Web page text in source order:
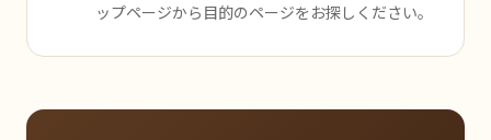
ップページから目的のページをお探しください。